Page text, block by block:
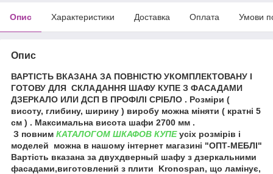
Опис Характеристики Доставка Оплата Умови
Опис
ВАРТІСТЬ ВКАЗАНА ЗА ПОВНІСТЮ УКОМПЛЕКТОВАНУ І
ГОТОВУ ДЛЯ СКЛАДАННЯ ШАФУ КУПЕ З ФАСАДАМИ
ДЗЕРКАЛО ИЛИ ДСП В ПРОФІЛІ СРІБЛО . Розміри (
висоту, глибину, ширину ) виробу можна міняти ( кратні 5
см ) . Максимальна висота шафи 2700 мм .
З повним КАТАЛОГОМ ШКАФОВ КУПЕусіх розмірів і
моделей можна в нашому інтернет магазині "ОПТ-МЕБЛІ"
Вартість вказана за двухдверный шафу з дзеркальними
фасадами,виготовлений з плити Kronospan, що ламінує,